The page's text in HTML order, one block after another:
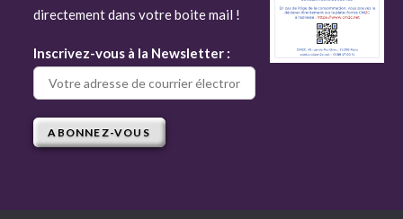
directement dans votre boite mail !
Inscrivez-vous à la Newsletter :